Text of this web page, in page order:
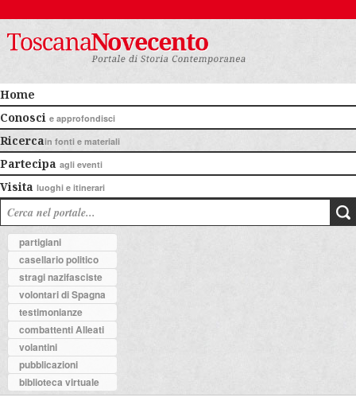
Home
Conosci e approfondisci
Ricercain fonti e materiali
Partecipa agli eventi
Visita luoghi e itinerari
partigiani
casellario politico
stragi nazifasciste
volontari di Spagna
testimonianze
combattenti Alleati
volantini
pubblicazioni
biblioteca virtuale